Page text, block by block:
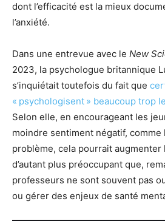
dont l’efficacité est la mieux
l’anxiété.
Dans une entrevue avec le New
2023, la psychologue britannique
s’inquiétait toutefois du fait que
« psychologisent » beaucoup trop
Selon elle, en encourageant les
moindre sentiment négatif, comme
problème, cela pourrait
d’autant plus préoccupant que,
professeurs ne sont souvent pas
ou gérer des enjeux de santé